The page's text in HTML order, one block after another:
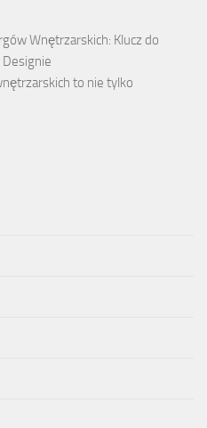
Wnętrzarskich: Klucz do
to nie tylko